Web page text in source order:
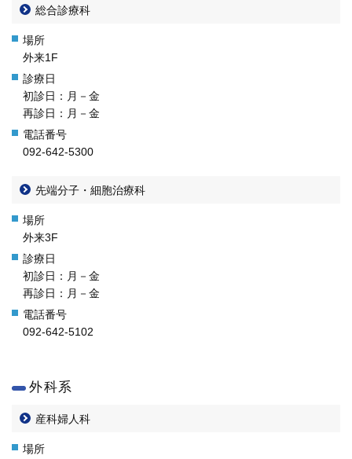
総合診療科
外来1F
初診日：月－金
再診日：月－金
092-642-5300
先端分子・細胞治療科
外来3F
初診日：月－金
再診日：月－金
092-642-5102
外科系
産科婦人科